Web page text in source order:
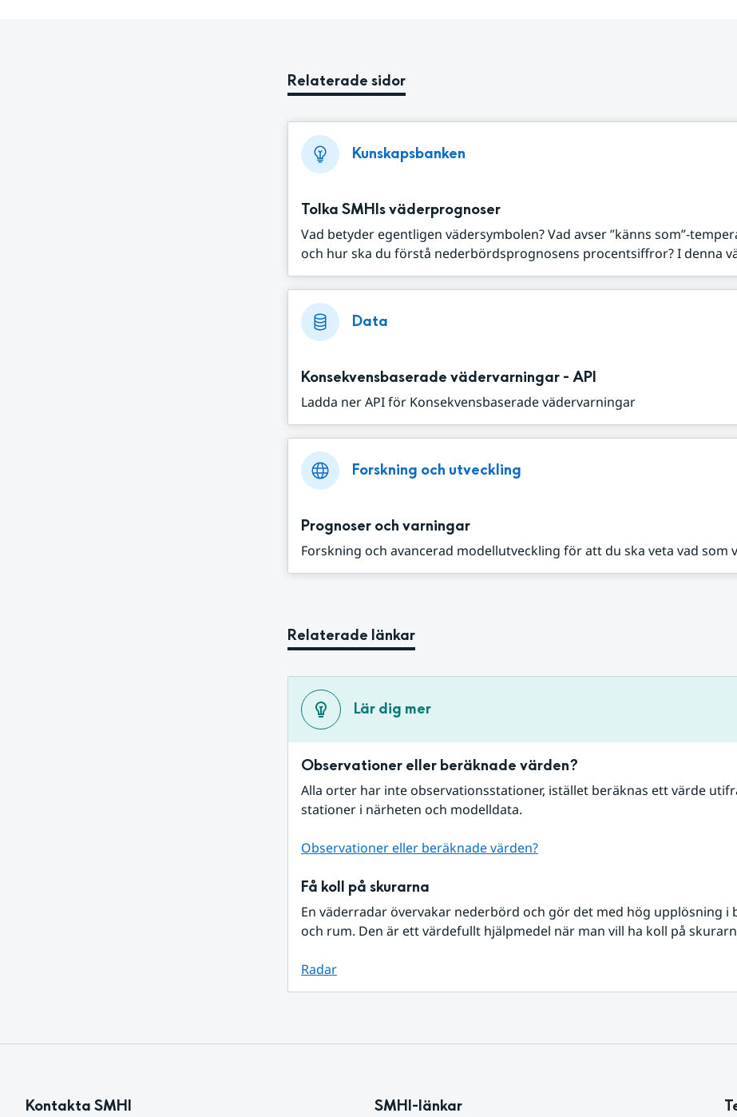
Relaterade sidor
Kunskapsbanken
Tolka SMHIs väderprognoser
Vad betyder egentligen vädersymbolen? Vad avser ”känns som”-
och hur ska du förstå nederbördsprognosens procentsiffror? I denna
Data
Konsekvensbaserade vädervarningar - API
Ladda ner API för Konsekvensbaserade vädervarningar
Forskning och utveckling
Prognoser och varningar
Forskning och avancerad modellutveckling för att du ska veta vad som
Relaterade länkar
Lär dig mer
Observationer eller beräknade värden?
Alla orter har inte observationsstationer, istället beräknas ett värde
stationer i närheten och modelldata.
Observationer eller beräknade värden?
Få koll på skurarna
En väderradar övervakar nederbörd och gör det med hög upplösning i
och rum. Den är ett värdefullt hjälpmedel när man vill ha koll på
Radar
Kontakta SMHI SMHI-länkar